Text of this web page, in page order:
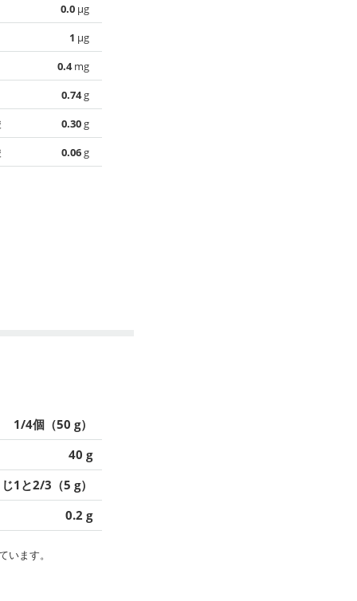
0.0 µg
1 µg
0.4mg
0.74g
0.30g
0.06g
1/4個（50 g）
40 g
1と2/3（5 g）
0.2 g
ます。